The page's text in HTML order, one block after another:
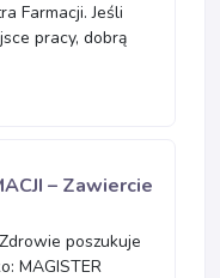
Farmacji. Jeśli
pracy, dobrą
– Zawiercie
poszukuje
MAGISTER